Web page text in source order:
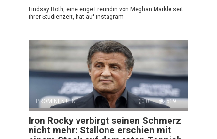
Lindsay Roth, eine enge Freundin von Meghan Markle seit
ihrer Studienzeit, hat auf Instagram
PROMINENTEN 0 519
Iron Rocky verbirgt seinen Schmerz
nicht mehr: Stallone erschien mit